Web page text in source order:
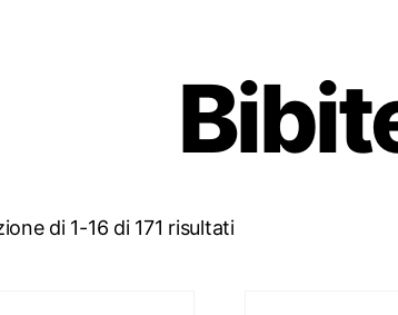
di 1-16 di 171 risultati